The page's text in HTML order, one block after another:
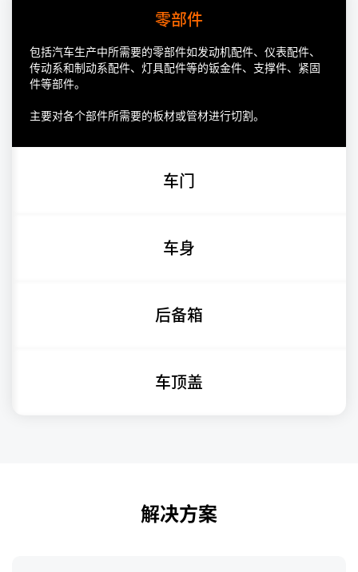
零部件
包括汽车生产中所需要的零部件如发动机配件、仪表配件、
传动系和制动系配件、灯具配件等的钣金件、支撑件、紧固
件等部件。
主要对各个部件所需要的板材或管材进行切割。
车门
车身
后备箱
车顶盖
解决方案